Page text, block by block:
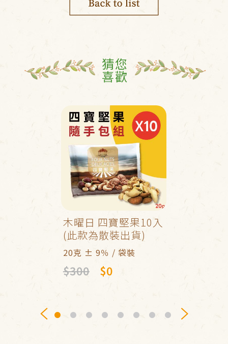
猜您
喜歡
木曜日 四寶堅果10入
(此款為散裝出貨)
20克 ± 9％ / 袋裝
$300 $0